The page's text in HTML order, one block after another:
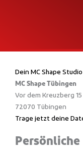
Dein MC Shape
MC Shape Tübingen
Vor dem Kreuzberg 15
72070 Tübingen
Trage jetzt deine
Persönliche